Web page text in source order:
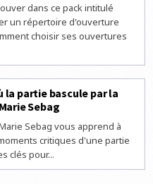
dans ce pack intitulé
un répertoire d'ouverture
choisir ses ouvertures
la partie bascule par la
Sebag
Sebag vous apprend à
critiques d'une partie
clés pour...